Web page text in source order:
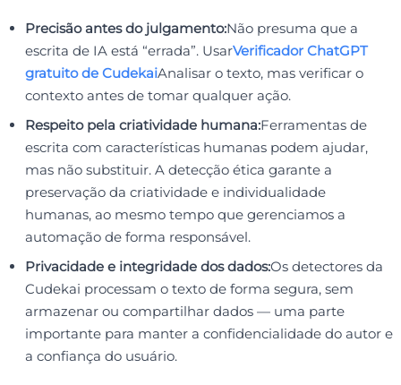
Precisão antes do julgamento:Não presuma que a
escrita de IA está “errada”. UsarVerificador ChatGPT
gratuito de CudekaiAnalisar o texto, mas verificar o
contexto antes de tomar qualquer ação.
Respeito pela criatividade humana:Ferramentas de
escrita com características humanas podem ajudar,
mas não substituir. A detecção ética garante a
preservação da criatividade e individualidade
humanas, ao mesmo tempo que gerenciamos a
automação de forma responsável.
Privacidade e integridade dos dados:Os detectores da
Cudekai processam o texto de forma segura, sem
armazenar ou compartilhar dados — uma parte
importante para manter a confidencialidade do autor e
a confiança do usuário.